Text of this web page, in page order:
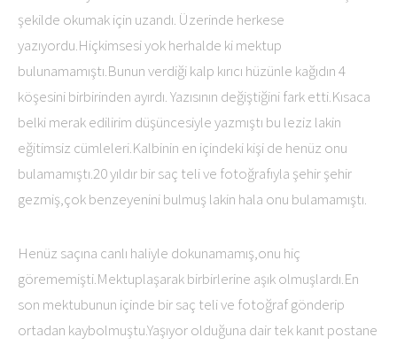
şekilde okumak için uzandı. Üzerinde herkese
yazıyordu.Hiçkimsesi yok herhalde ki mektup
bulunamamıştı.Bunun verdiği kalp kırıcı hüzünle kağıdın 4
köşesini birbirinden ayırdı. Yazısının değiştiğini fark etti.Kısaca
belki merak edilirim düşüncesiyle yazmıştı bu leziz lakin
eğitimsiz cümleleri.Kalbinin en içindeki kişi de henüz onu
bulamamıştı.20 yıldır bir saç teli ve fotoğrafıyla şehir şehir
gezmiş,çok benzeyenini bulmuş lakin hala onu bulamamıştı.
Henüz saçına canlı haliyle dokunamamış,onu hiç
görememişti.Mektuplaşarak birbirlerine aşık olmuşlardı.En
son mektubunun içinde bir saç teli ve fotoğraf gönderip
ortadan kaybolmuştu.Yaşıyor olduğuna dair tek kanıt postane